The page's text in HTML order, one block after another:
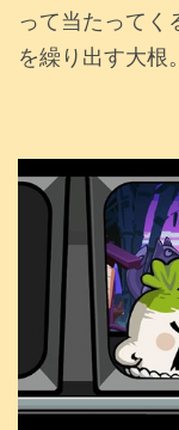
って当たってく
を繰り出す大根。